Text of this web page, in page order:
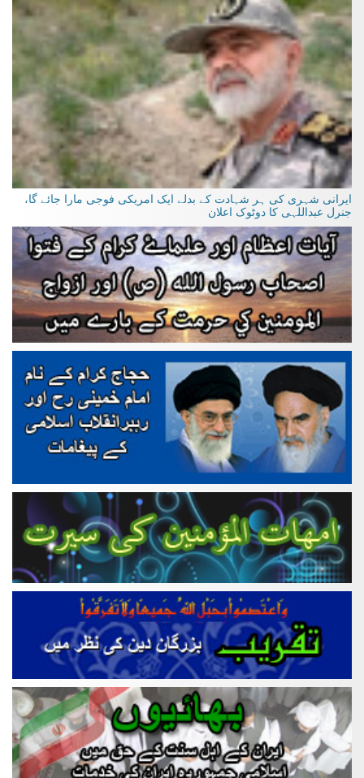
ایرانی شہری کی ہر شہادت کے بدلے ایک امریکی فوجی مارا جائے گا،
جنرل عبداللہی کا دوٹوک اعلان